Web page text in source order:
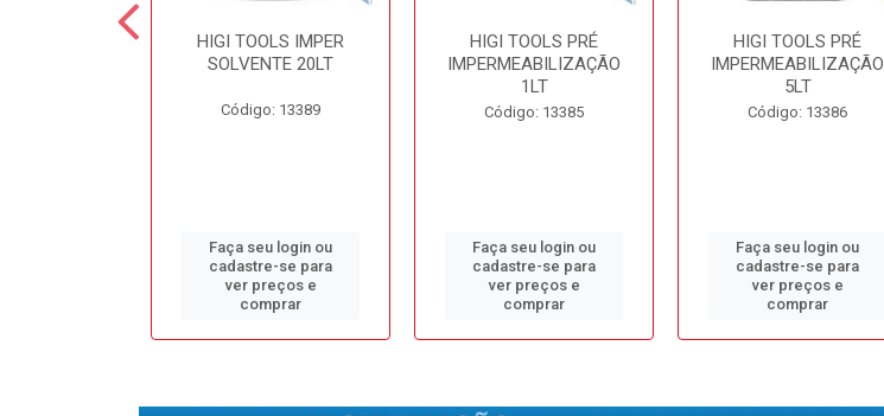
HIGI TOOLS IMPER
SOLVENTE 20LT
Código: 13389
Faça seu login ou
cadastre-se para
ver preços e
comprar
HIGI TOOLS PRÉ
IMPERMEABILIZAÇÃO
1LT
Código: 13385
Faça seu login ou
cadastre-se para
ver preços e
comprar
HIGI TOOLS PRÉ
IMPERMEABILIZAÇÃO
5LT
Código: 13386
Faça seu login ou
cadastre-se para
ver preços e
comprar